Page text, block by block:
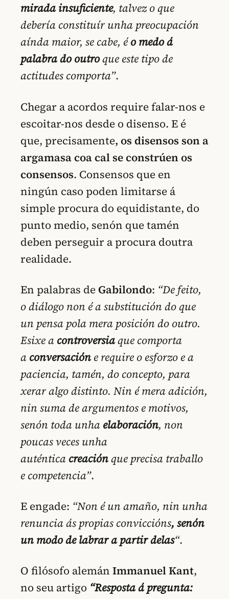
mirada insuficiente, talvez o que
debería constituír unha preocupación
aínda maior, se cabe, éo medo á
palabra do outroque este tipo de
actitudes comporta”.
Chegar a acordos require falar-nos e
escoitar-nos desde o disenso. E é
que, precisamente, os disensos son a
argamasa coa cal se constrúen os
consensos. Consensos que en
ningún caso poden limitarse á
simple procura do equidistante, do
punto medio, senón que tamén
deben perseguir a procura doutra
realidade.
En palabras de Gabilondo: “De feito,
o diálogo non é a substitución do que
un pensa pola mera posición do outro.
Esixe a controversiaque comporta
a conversacióne require o esforzo e a
paciencia, tamén, do concepto, para
xerar algo distinto. Nin é mera adición,
nin suma de argumentos e motivos,
senón toda unha elaboración, non
poucas veces unha
auténtica creaciónque precisa traballo
e competencia”.
E engade: “Non é un amaño, nin unha
renuncia ás propias conviccións, senón
un modo de labrar a partir delas“.
O filósofo alemán Immanuel Kant,
no seu artigo “Resposta á pregunta: